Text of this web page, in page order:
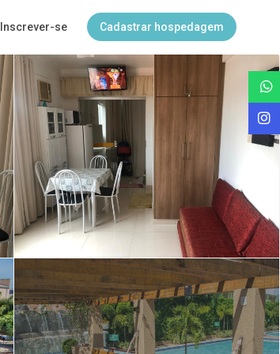
Inscrever-se Cadastrar hospedagem